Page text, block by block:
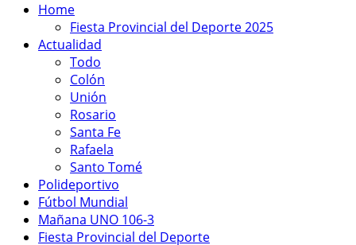
Home
Fiesta Provincial del Deporte 2025
Actualidad
Todo
Colón
Unión
Rosario
Santa Fe
Rafaela
Santo Tomé
Polideportivo
Fútbol Mundial
Mañana UNO 106-3
Fiesta Provincial del Deporte